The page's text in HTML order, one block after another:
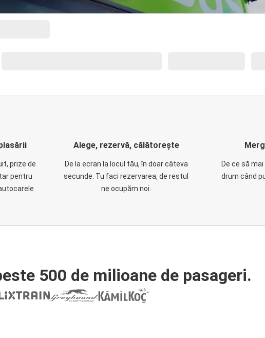
prize de
pentru
Alege, rezervă, călătorește
De la ecran la locul tău, în doar câteva
secunde. Tu faci rezervarea, de restul
ne ocupăm noi.
De ce să
drum când
500 de milioane de pasageri.